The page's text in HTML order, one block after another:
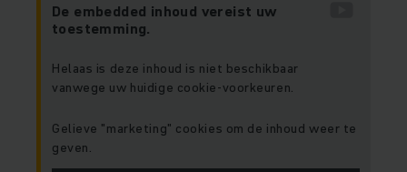
De embedded inhoud vereist uw
toestemming.
Helaas is deze inhoud is niet beschikbaar
vanwege uw huidige cookie-voorkeuren.
Gelieve "marketing" cookies om de inhoud weer te
geven.